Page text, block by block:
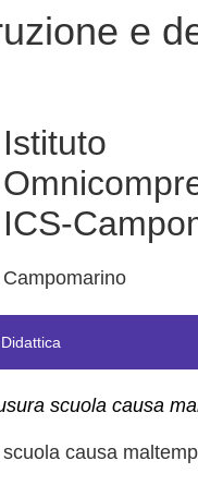
Istituto
ICS-
Campomarino
Didattica
scuola causa
scuola causa